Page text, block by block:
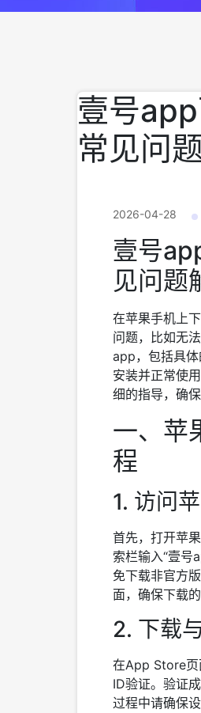
壹号
常见问
2026-04-28
壹号
见问题
在苹果手机上
问题，比如无
app，包括具
安装并正常使
细的指导，确
一、苹
程
1. 访问
首先，打开苹
索栏输入“壹号
免下载非官方
面，确保下载
2. 下载
在App Store页
ID验证。验证
过程中请确保